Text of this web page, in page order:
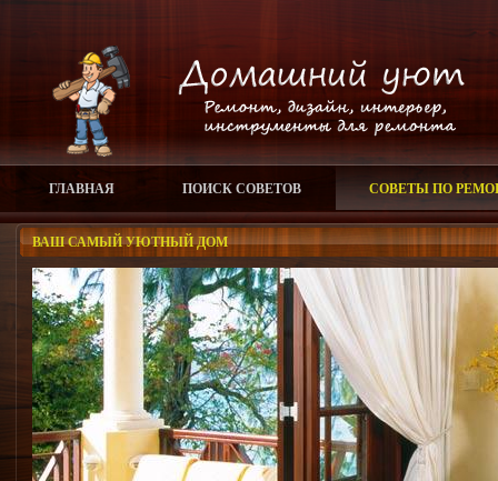
ГЛАВНАЯ ПОИСК СОВЕТОВ СОВЕТЫ ПО
ВАШ САМЫЙ УЮТНЫЙ ДОМ